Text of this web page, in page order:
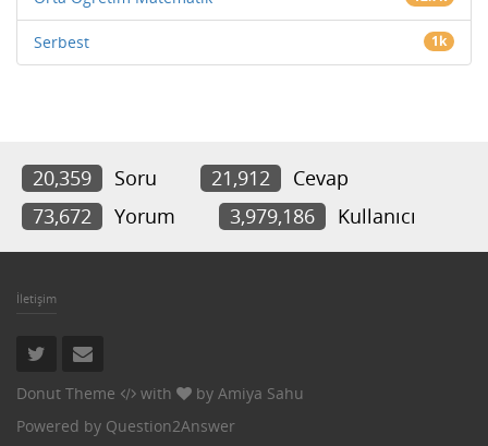
Serbest 1k
20,359 Soru 21,912
Cevap
73,672
Yorum 3,979,186 Kullanıcı
İletişim
Donut Theme with by Amiya Sahu
Powered by Question2Answer